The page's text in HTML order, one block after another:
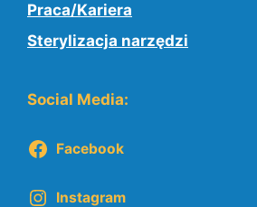
Praca/Kariera
Sterylizacja narzędzi
Social Media:
Facebook
Instagram